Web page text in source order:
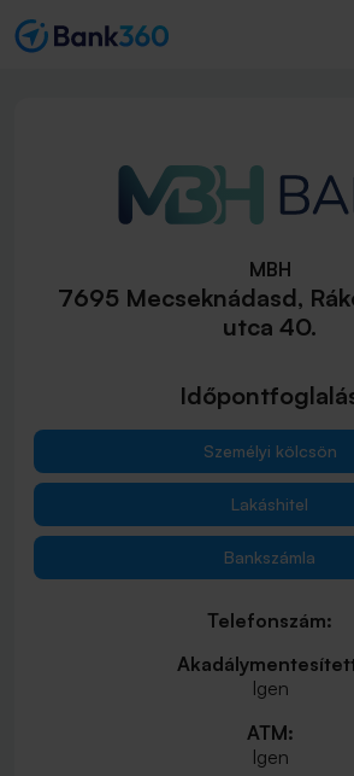
MBH
7695 Mecseknádasd,
utca 40.
Személyi kölcsön
Lakáshitel
Bankszámla
Telefonszám:
Igen
ATM:
Igen